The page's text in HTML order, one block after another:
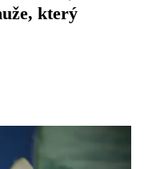
který